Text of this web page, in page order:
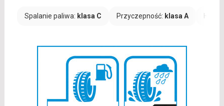
Spalanie paliwa: klasa C Przyczepność: klasa A